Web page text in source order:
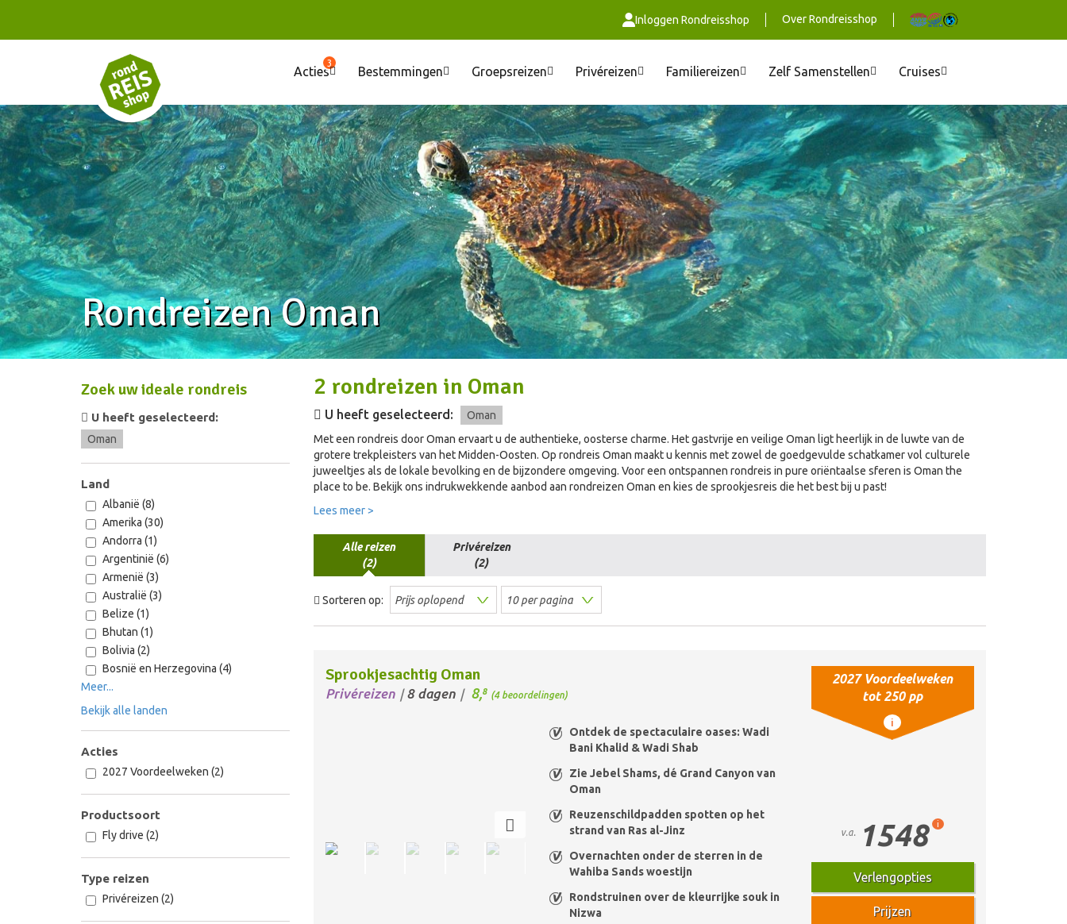
Inloggen Rondreisshop Over Rondreisshop
Acties
3
Bestemmingen Groepsreizen Privéreizen Familiereizen Zelf Samenstellen Cruises
Rondreizen Oman
Zoek uw ideale rondreis
U heeft geselecteerd:
Oman
Land
Albanië (8)
Amerika (30)
Andorra (1)
Argentinië (6)
Armenië (3)
Australië (3)
Belize (1)
Bhutan (1)
Bolivia (2)
Bosnië en Herzegovina (4)
Meer...
Bekijk alle landen
Acties
2027 Voordeelweken (2)
Productsoort
Fly drive (2)
Type reizen
Privéreizen (2)
2 rondreizen in Oman
U heeft geselecteerd:
Oman
Met een rondreis door Oman ervaart u de authentieke, oosterse charme. Het gastvrije en veilige Oman ligt heerlijk in de luwte van de
grotere trekpleisters van het Midden-Oosten. Op rondreis Oman maakt u kennis met zowel de goedgevulde schatkamer vol culturele
juweeltjes als de lokale bevolking en de bijzondere omgeving. Voor een ontspannen rondreis in pure oriëntaalse sferen is Oman the
place to be. Bekijk ons indrukwekkende aanbod aan rondreizen Oman en kies de sprookjesreis die het best bij u past!
Lees meer >
Alle reizen
(2)
Privéreizen
(2)
Sorteren op:
Sprookjesachtig Oman
Privéreizen /8 dagen / 8,8 (4 beoordelingen)
2027 Voordeelweken
tot 250 pp
i
Ontdek de spectaculaire oases: Wadi
Bani Khalid & Wadi Shab
Zie Jebel Shams, dé Grand Canyon van
Oman
Reuzenschildpadden spotten op het
strand van Ras al-Jinz
Overnachten onder de sterren in de
Wahiba Sands woestijn
Rondstruinen over de kleurrijke souk in
Nizwa
v.a. 1548 i
Verlengopties
Prijzen